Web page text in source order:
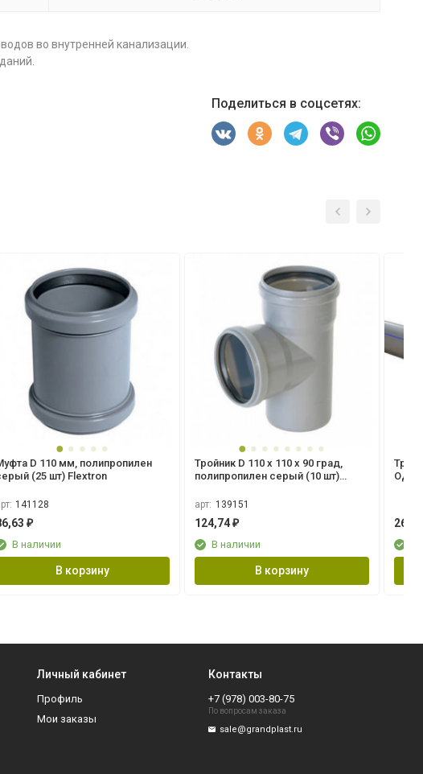
во внутренней канализации.
Поделиться в соцсетях:
D 110 мм, полипропилен
(25 шт) Flextron
141128
₽
В наличии
В корзину
Тройник D 110 x 110 х 90 град,
полипропилен серый (10 шт)
арт: 139151
124,74 ₽
В наличии
В корзину
Личный кабинет
Профиль
Мои заказы
Контакты
+7 (978) 003-80-75
По вопросам заказа
sale@grandplast.ru